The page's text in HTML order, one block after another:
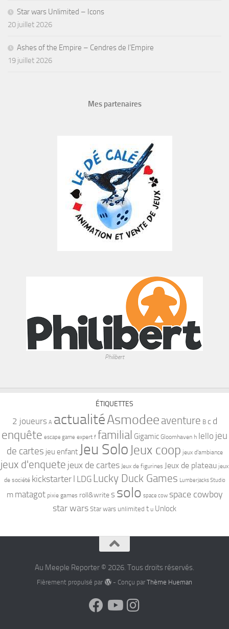
Star wars Unlimited – Icons
20 juillet 2026
Ashes of the Empire – Cendres de l’Empire
19 juillet 2026
Mes partenaires
Philibert
ÉTIQUETTES
2 joueurs A actualitéAsmodee aventure B c d
enquête escape game expert f familial Gigamic Gloomhaven h Iello jeu
de cartes jeu enfant Jeu Solo Jeux coop jeux d'ambiance
jeux d'enquete jeux de cartes Jeux de figurines Jeux de plateau jeux
de société kickstarter l LDG Lucky Duck Games Lumberjacks Studio
m matagot pixie games roll&write s solo space cow space cowboy
star wars Star wars unlimited t u Unlock
Au Meeple Reporter © 2026. Tous droits réservés.
Fièrement propulsé par - Conçu par Thème Hueman